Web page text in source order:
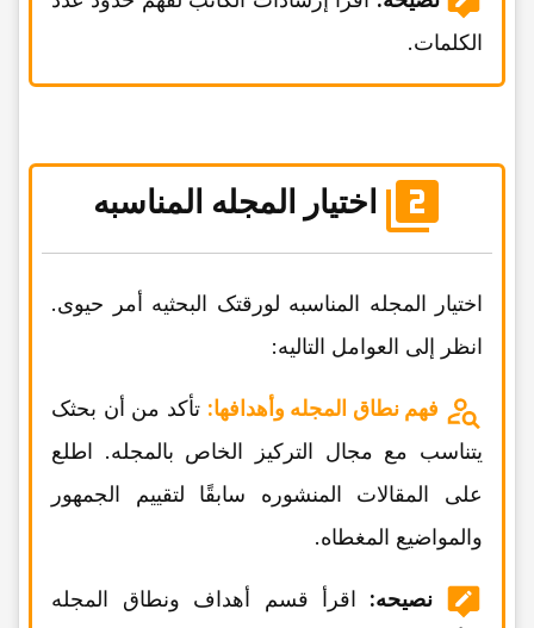
الکلمات.
اختیار المجله المناسبه
اختیار المجله المناسبه لورقتک البحثیه أمر حیوی.
انظر إلى العوامل التالیه:
فهم نطاق المجله وأهدافها: تأکد من أن بحثک
یتناسب مع مجال الترکیز الخاص بالمجله. اطلع
على المقالات المنشوره سابقًا لتقییم الجمهور
والمواضیع المغطاه.
نصیحه: اقرأ قسم أهداف ونطاق المجله